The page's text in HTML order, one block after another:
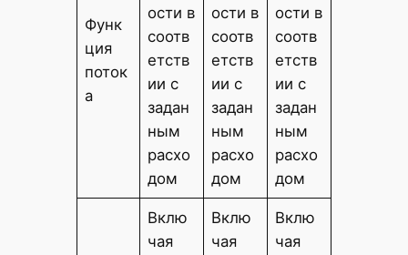
Функ
ция
поток
а
ости в
соотв
етств
ии с
задан
ным
расхо
дом
ости в
соотв
етств
ии с
задан
ным
расхо
дом
ости в
соотв
етств
ии с
задан
ным
расхо
дом
Вклю
чая
Вклю
чая
Вклю
чая